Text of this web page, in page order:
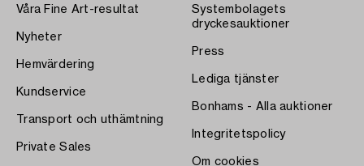
Våra Fine Art-resultat
Nyheter
Hemvärdering
Kundservice
Transport och uthämtning
Private Sales
Systembolagets
dryckesauktioner
Press
Lediga tjänster
Bonhams - Alla auktioner
Integritetspolicy
Om cookies